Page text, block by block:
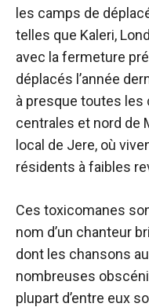
les camps de
telles que Kaleri,
avec la fermeture
déplacés l’année
à presque toutes
centrales et nord de
local de Jere, où
résidents à faibles
Ces toxicomanes
nom d’un chanteur
dont les chansons
nombreuses
plupart d’entre eux